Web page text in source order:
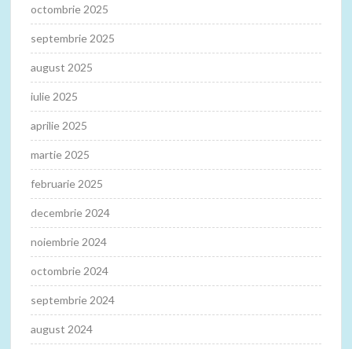
octombrie 2025
septembrie 2025
august 2025
iulie 2025
aprilie 2025
martie 2025
februarie 2025
decembrie 2024
noiembrie 2024
octombrie 2024
septembrie 2024
august 2024